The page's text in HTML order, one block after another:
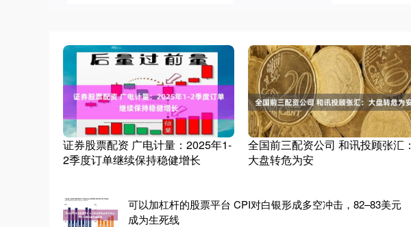
证券股票配资 广电计量：2025年1-
2季度订单继续保持稳健增长
全国前三配资公司 和讯投顾张汇：
大盘转危为安
可以加杠杆的股票平台 CPI对白银形成多空冲击，82–83美元
成为生死线